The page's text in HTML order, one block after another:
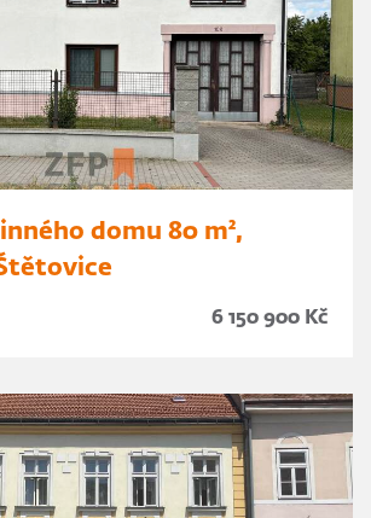
domu 80 m²,
6 150 900 Kč